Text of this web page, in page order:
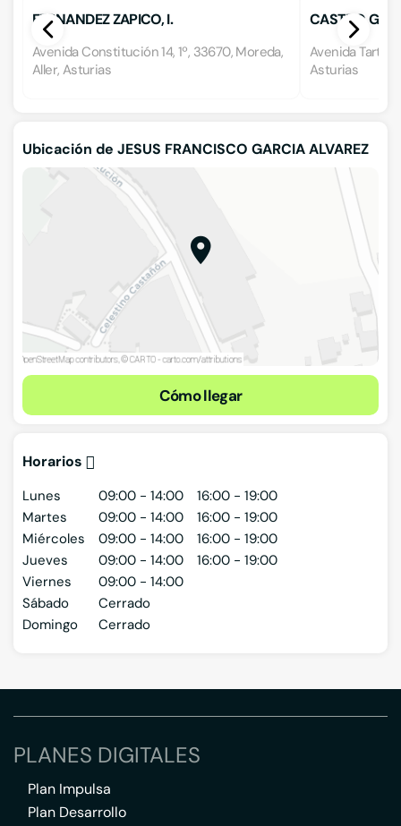
FERNANDEZ ZAPICO, I.
Avenida Constitución 14, 1º, 33670, Moreda,
Aller, Asturias
CASTRO
Avenida
Asturias
Ubicación de JESUS FRANCISCO GARCIA ALVAREZ
Cómo llegar
Horarios
Lunes 09:00 - 14:00
16:00 - 19:00
Martes
09:00 - 14:00
16:00 - 19:00
Miércoles
09:00 - 14:00
16:00 - 19:00
Jueves
09:00 - 14:00
16:00 - 19:00
Viernes
09:00 - 14:00
Sábado
Cerrado
Domingo
Cerrado
PLANES DIGITALES
Plan Impulsa
Plan Desarrollo